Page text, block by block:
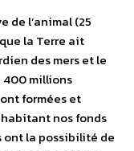
de l’animal (25
la Terre ait
des mers et le
400 millions
formées et
nos fonds
ont la possibilité de